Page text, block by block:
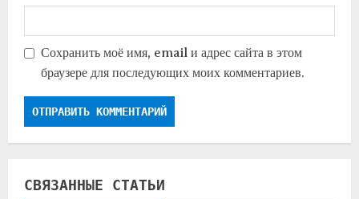
Сохранить моё имя, email и адрес сайта в этом
браузере для последующих моих комментариев.
СВЯЗАННЫЕ СТАТЬИ